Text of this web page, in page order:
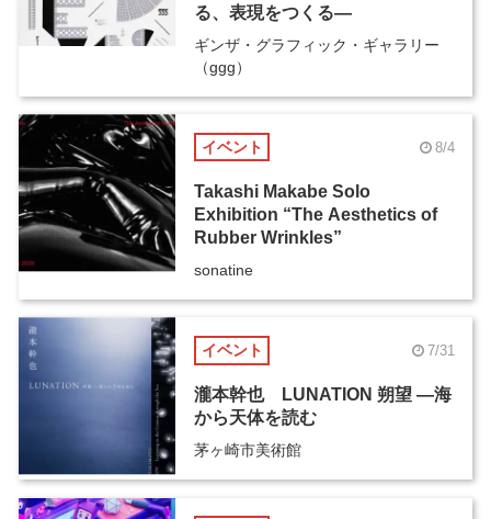
る、表現をつくる―
ギンザ・グラフィック・ギャラリー
（ggg）
イベント 8/4
Takashi Makabe Solo
Exhibition “The Aesthetics of
Rubber Wrinkles”
sonatine
イベント 7/31
瀧本幹也 LUNATION 朔望 ―海
から天体を読む
茅ヶ崎市美術館